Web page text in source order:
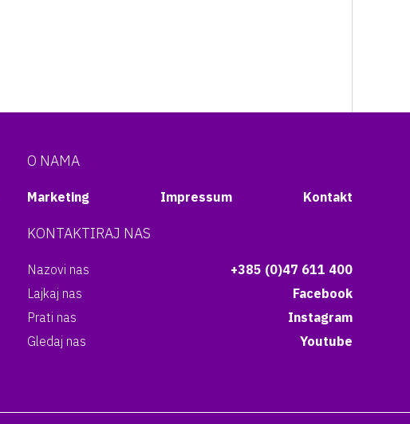
O NAMA
Marketing Impressum Kontakt
KONTAKTIRAJ NAS
Nazovi nas
+385 (0)47 611 400
Lajkaj nas
Facebook
Prati nas
Instagram
Gledaj nas
Youtube